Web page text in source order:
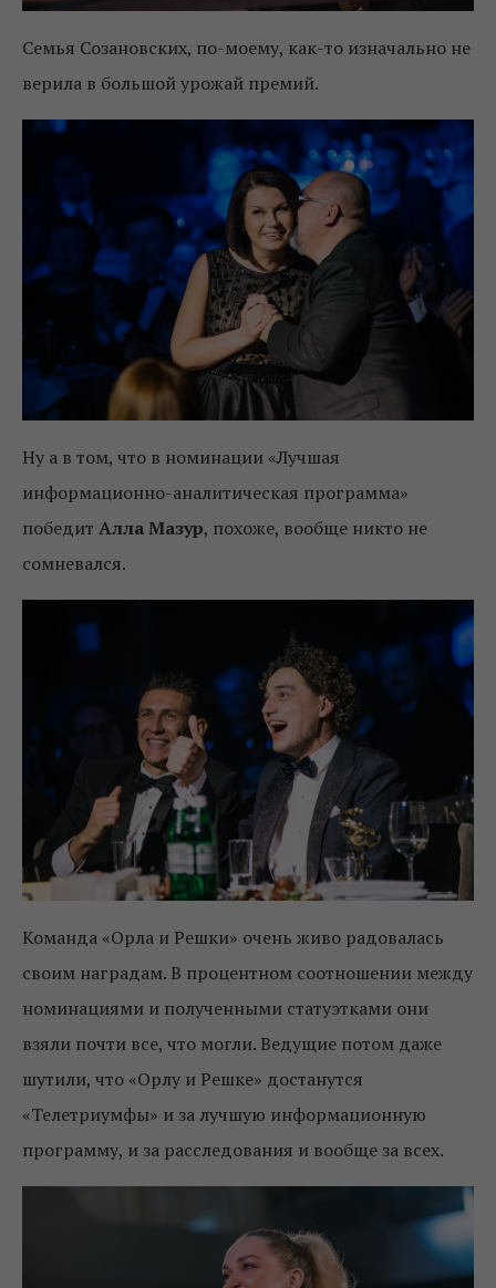
Семья Созановских, по-моему, как-то изначально не
верила в большой урожай премий.
Ну а в том, что в номинации «Лучшая
информационно-аналитическая программа»
победит Алла Мазур, похоже, вообще никто не
сомневался.
Команда «Орла и Решки» очень живо радовалась
своим наградам. В процентном соотношении между
номинациями и полученными статуэтками они
взяли почти все, что могли. Ведущие потом даже
шутили, что «Орлу и Решке» достанутся
«Телетриумфы» и за лучшую информационную
программу, и за расследования и вообще за всех.